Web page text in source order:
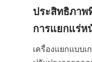
ประสิทธิภาพ
การแยกแร่ห
เครื่องแยกแบบเ